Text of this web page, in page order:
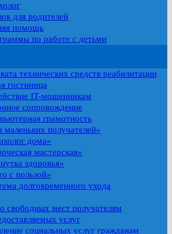
для родителей
помощь
по работе с детьми
технических средств реабилитации
гостиница
IT-мошенникам
сопровождение
грамотность
маленьких получателей»
дома»
мастерская»
здоровья»
с пользой»
долговременного ухода
свободных мест получателям
услуг
социальных услуг гражданам